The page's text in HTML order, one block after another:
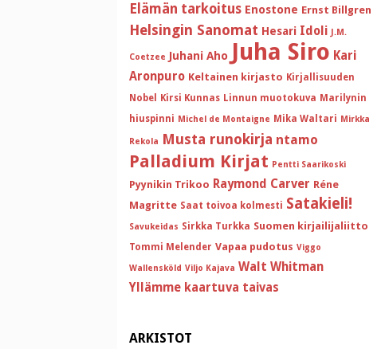
Elämän tarkoitus Enostone Ernst Billgren
Helsingin Sanomat Hesari Idoli J.M.
Coetzee Juhani Aho Juha Siro Kari
Aronpuro Keltainen kirjasto Kirjallisuuden
Nobel
Kirsi Kunnas Linnun muotokuva Marilynin
hiuspinni Michel de Montaigne Mika Waltari Mirkka
Rekola Musta runokirja ntamo
Palladium Kirjat Pentti Saarikoski
Pyynikin Trikoo Raymond Carver Réne
Magritte Saat toivoa kolmesti Satakieli!
Savukeidas Sirkka Turkka Suomen kirjailijaliitto
Tommi Melender Vapaa pudotus Viggo
Wallensköld Viljo Kajava Walt Whitman
Yllämme kaartuva taivas
ARKISTOT